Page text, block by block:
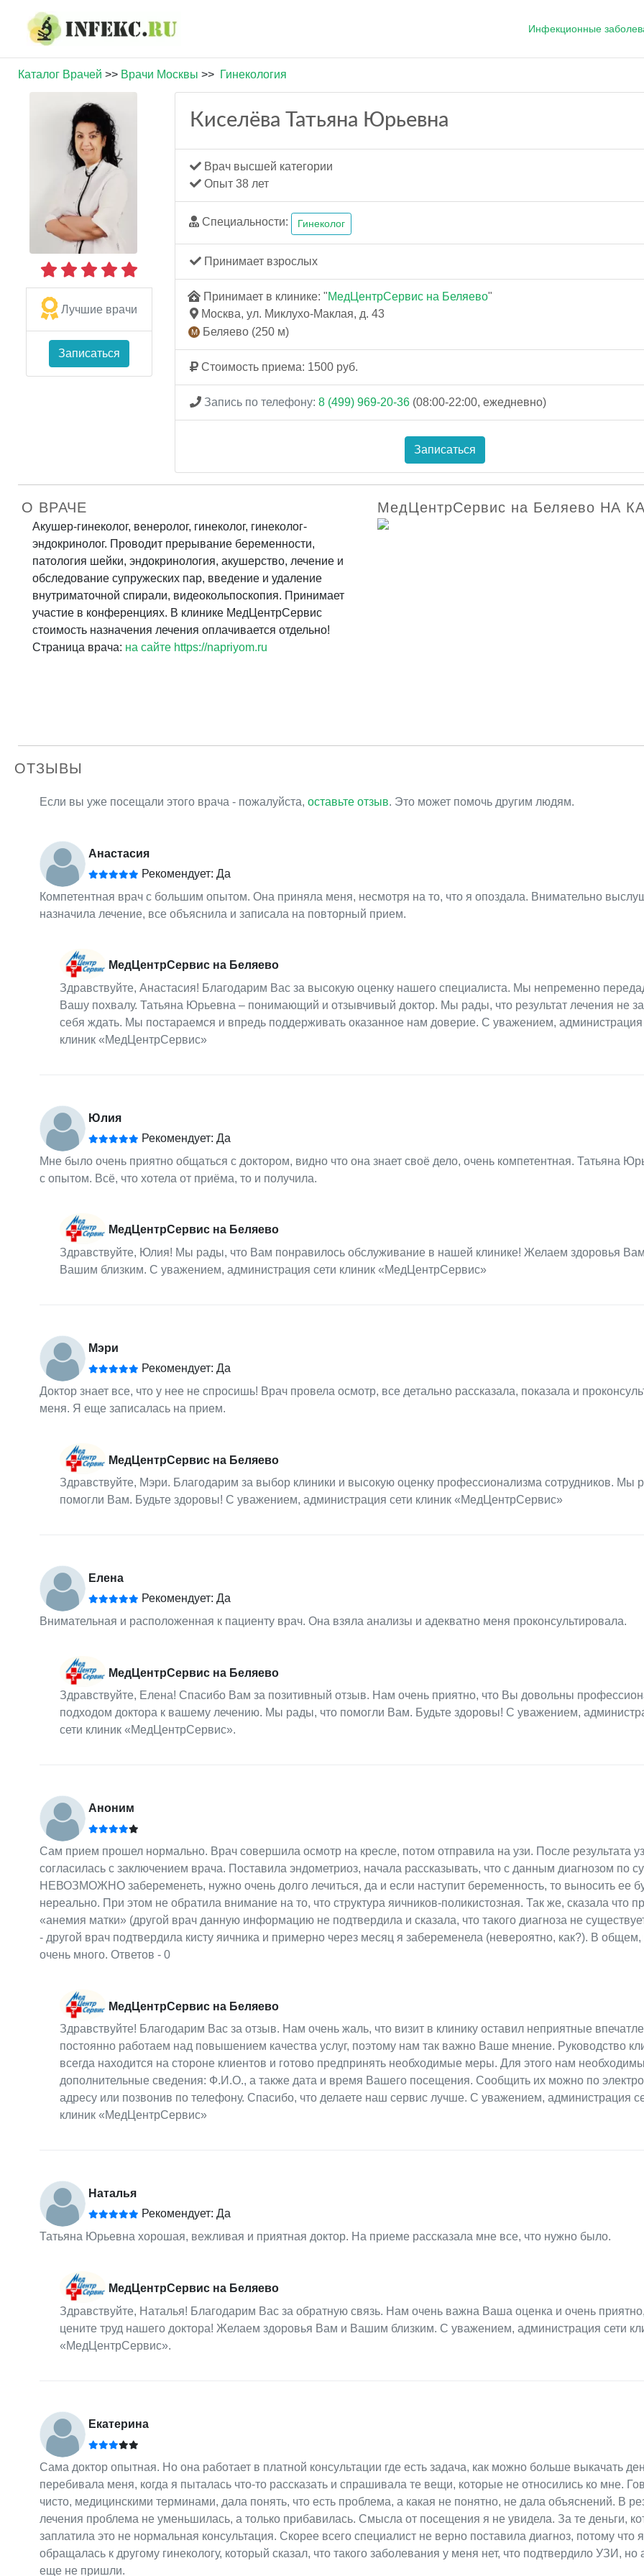
Инфекционные
Каталог Врачей >> Врачи Москвы >> Гинекология
Лучшие врачи
Записаться
Киселёва Татьяна Юрьевна
Врач высшей категории
Опыт 38 лет
Специальности: Гинеколог
Принимает взрослых
Принимает в клинике: "МедЦентрСервис на Беляево"
Москва, ул. Миклухо-Маклая, д. 43
Беляево (250 м)
Стоимость приема: 1500 руб.
Запись по телефону: 8 (499) 969-20-36 (08:00-22:00, ежедневно)
Записаться
О ВРАЧЕ
Акушер-гинеколог, венеролог, гинеколог, гинеколог-
эндокринолог. Проводит прерывание беременности,
патология шейки, эндокринология, акушерство, лечение и
обследование супружеских пар, введение и удаление
внутриматочной спирали, видеокольпоскопия. Принимает
участие в конференциях. В клинике МедЦентрСервис
стоимость назначения лечения оплачивается отдельно!
Страница врача: на сайте https://napriyom.ru
МедЦентрСервис на Беляево НА
ОТЗЫВЫ
Если вы уже посещали этого врача - пожалуйста, оставьте отзыв. Это может помочь другим людям.
Анастасия
Рекомендует: Да
Компетентная врач с большим опытом. Она приняла меня, несмотря на то, что я опоздала. Внимательно
назначила лечение, все объяснила и записала на повторный прием.
МедЦентрСервис на Беляево
Здравствуйте, Анастасия! Благодарим Вас за высокую оценку нашего специалиста. Мы непременно
Вашу похвалу. Татьяна Юрьевна – понимающий и отзывчивый доктор. Мы рады, что результат лечения не
себя ждать. Мы постараемся и впредь поддерживать оказанное нам доверие. С уважением, администрация
клиник «МедЦентрСервис»
Юлия
Рекомендует: Да
Мне было очень приятно общаться с доктором, видно что она знает своё дело, очень компетентная. Татьяна
с опытом. Всё, что хотела от приёма, то и получила.
МедЦентрСервис на Беляево
Здравствуйте, Юлия! Мы рады, что Вам понравилось обслуживание в нашей клинике! Желаем здоровья
Вашим близким. С уважением, администрация сети клиник «МедЦентрСервис»
Мэри
Рекомендует: Да
Доктор знает все, что у нее не спросишь! Врач провела осмотр, все детально рассказала, показала и
меня. Я еще записалась на прием.
МедЦентрСервис на Беляево
Здравствуйте, Мэри. Благодарим за выбор клиники и высокую оценку профессионализма сотрудников. Мы
помогли Вам. Будьте здоровы! С уважением, администрация сети клиник «МедЦентрСервис»
Елена
Рекомендует: Да
Внимательная и расположенная к пациенту врач. Она взяла анализы и адекватно меня проконсультировала.
МедЦентрСервис на Беляево
Здравствуйте, Елена! Спасибо Вам за позитивный отзыв. Нам очень приятно, что Вы довольны
подходом доктора к вашему лечению. Мы рады, что помогли Вам. Будьте здоровы! С уважением,
сети клиник «МедЦентрСервис».
Аноним
Сам прием прошел нормально. Врач совершила осмотр на кресле, потом отправила на узи. После результата
согласилась с заключением врача. Поставила эндометриоз, начала рассказывать, что с данным диагнозом по
НЕВОЗМОЖНО забеременеть, нужно очень долго лечиться, да и если наступит беременность, то выносить ее
нереально. При этом не обратила внимание на то, что структура яичников-поликистозная. Так же, сказала что
«анемия матки» (другой врач данную информацию не подтвердила и сказала, что такого диагноза не
- другой врач подтвердила кисту яичника и примерно через месяц я забеременела (невероятно, как?). В
очень много. Ответов - 0
МедЦентрСервис на Беляево
Здравствуйте! Благодарим Вас за отзыв. Нам очень жаль, что визит в клинику оставил неприятные
постоянно работаем над повышением качества услуг, поэтому нам так важно Ваше мнение. Руководство
всегда находится на стороне клиентов и готово предпринять необходимые меры. Для этого нам необходимы
дополнительные сведения: Ф.И.О., а также дата и время Вашего посещения. Сообщить их можно по
адресу или позвонив по телефону. Спасибо, что делаете наш сервис лучше. С уважением, администрация
клиник «МедЦентрСервис»
Наталья
Рекомендует: Да
Татьяна Юрьевна хорошая, вежливая и приятная доктор. На приеме рассказала мне все, что нужно было.
МедЦентрСервис на Беляево
Здравствуйте, Наталья! Благодарим Вас за обратную связь. Нам очень важна Ваша оценка и очень
цените труд нашего доктора! Желаем здоровья Вам и Вашим близким. С уважением, администрация сети
«МедЦентрСервис».
Екатерина
Сама доктор опытная. Но она работает в платной консультации где есть задача, как можно больше выкачать
перебивала меня, когда я пыталась что-то рассказать и спрашивала те вещи, которые не относились ко мне.
чисто, медицинскими терминами, дала понять, что есть проблема, а какая не понятно, не дала объяснений. В
лечения проблема не уменьшилась, а только прибавилась. Смысла от посещения я не увидела. За те деньги,
заплатила это не нормальная консультация. Скорее всего специалист не верно поставила диагноз, потому что я
обращалась к другому гинекологу, который сказал, что такого заболевания у меня нет, что подтвердило УЗИ, но
еще не пришли.